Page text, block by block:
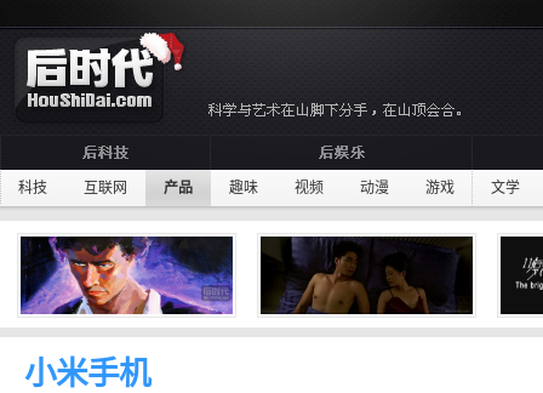
科技 互联网 产品 趣味 视频 动漫 游戏 文学
小米手机